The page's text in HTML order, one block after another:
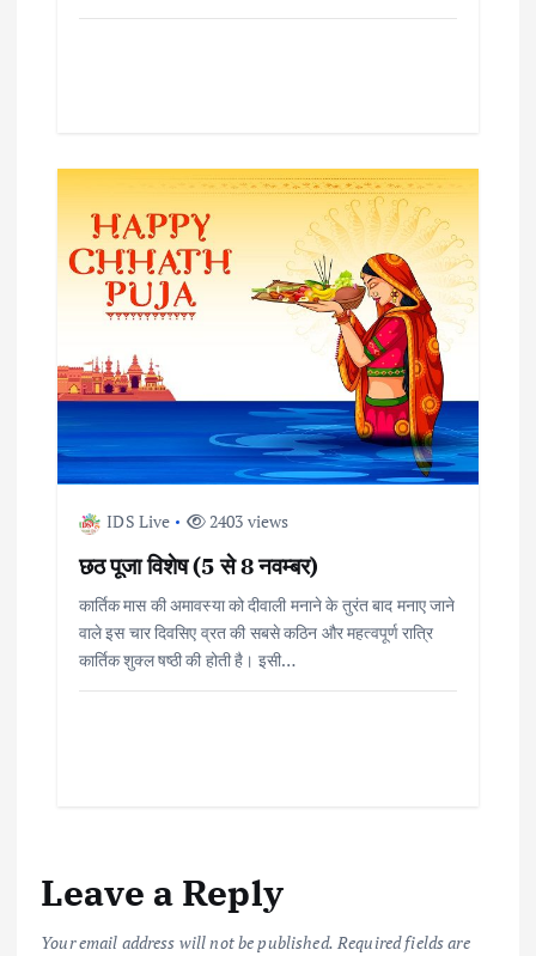
IDS Live 2403 views
छठ पूजा विशेष (5 से 8 नवम्बर)
कार्तिक मास की अमावस्या को दीवाली मनाने के तुरंत बाद मनाए जाने
वाले इस चार दिवसिए व्रत की सबसे कठिन और महत्वपूर्ण रात्रि
कार्तिक शुक्ल षष्ठी की होती है। इसी…
Leave a Reply
Your email address will not be published. Required fields are